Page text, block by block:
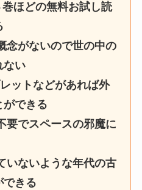
ほどの無料お試し読
念がないので世の中の
ない
ットなどがあれば外
ができる
要でスペースの邪魔に
いないような年代の古
できる